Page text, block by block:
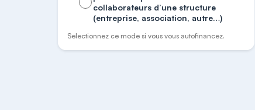
collaborateurs d’une structure
(entreprise, association, autre…)
Sélectionnez ce mode si vous vous autofinancez.